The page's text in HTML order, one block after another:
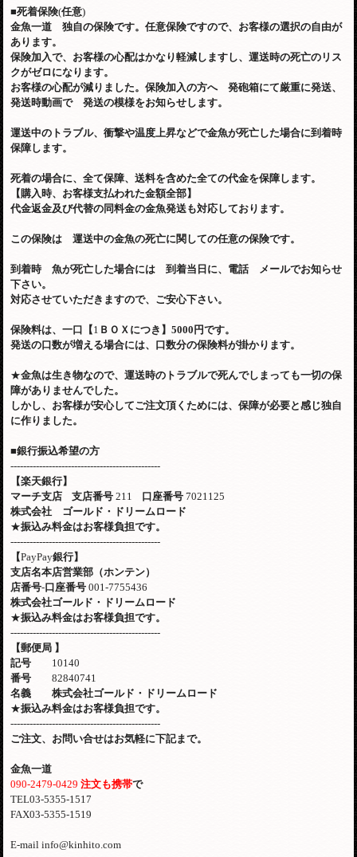
■死着保険(任意)
金魚一道 独自の保険です。任意保険ですので、お客様の選択の自由が
あります。
保険加入で、お客様の心配はかなり軽減しますし、運送時の死亡のリス
クがゼロになります。
お客様の心配が減りました。保険加入の方へ 発砲箱にて厳重に発送、
発送時動画で 発送の模様をお知らせします。
運送中のトラブル、衝撃や温度上昇などで金魚が死亡した場合に到着時
保障します。
死着の場合に、全て保障、送料を含めた全ての代金を保障します。
【購入時、お客様支払われた金額全部】
代金返金及び代替の同料金の金魚発送も対応しております。
この保険は 運送中の金魚の死亡に関しての任意の保険です。
到着時 魚が死亡した場合には 到着当日に、電話 メールでお知らせ
下さい。
対応させていただきますので、ご安心下さい。
保険料は、一口【1 ＢＯＸにつき】5000 円です。
発送の口数が増える場合には、口数分の保険料が掛かります。
★金魚は生き物なので、運送時のトラブルで死んでしまっても一切の保
障がありませんでした。
しかし、お客様が安心してご注文頂くためには、保障が必要と感じ独自
に作りました。
■銀行振込希望の方
-----------------------------------------------
【楽天銀行】
マーチ支店
支店番号 211 口座番号 7021125
株式会社 ゴールド・ドリームロード
★振込み料金はお客様負担です。
-----------------------------------------------
【PayPay銀行】
支店名本店営業部（ホンテン）
店番号-口座番号 001-7755436
株式会社ゴールド・ドリームロード
★振込み料金はお客様負担です。
-----------------------------------------------
【郵便局 】
記号 10140
番号82840741
名義 株式会社ゴールド・ドリームロード
★振込み料金はお客様負担です。
-----------------------------------------------
ご注文、お問い合せはお気軽に下記まで。
金魚一道
090-2479-0429注文も携帯で
TEL03-5355-1517
FAX03-5355-1519
E-mail info@kinhito.com